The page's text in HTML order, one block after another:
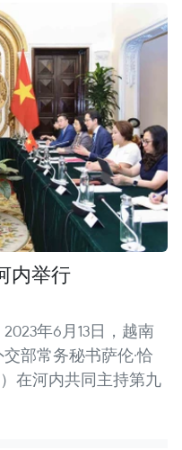
内举行
年6月13日，越南
部常务秘书萨伦·恰
在河内共同主持第九